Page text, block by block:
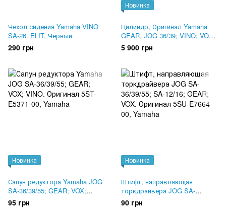
Чехол сидения Yamaha VINO
SA-26. ELIT, Черный
290 грн
Новинка
Цилиндр, Оригинал Yamaha
GEAR, JOG 36/39; VINO; VOX.
3B3-E1311-00
5 900 грн
Новинка
Сапун редуктора Yamaha JOG
SA-36/39/55; GEAR; VOX;
VINO. Оригинал 5ST-E5371-00
95 грн
Новинка
Штифт, направляющая
торкдрайвера JOG SA-
36/39/55; SA-12/16; GEAR;
VOX. Оригинал 5SU-E7664-00
90 грн